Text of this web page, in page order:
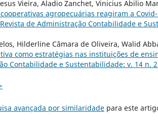
Vieira, Aladio Zanchet, Vinicius Abilio
agropecuárias reagiram a
Revista de Administração Contabilidade e
Hilderline Câmara de Oliveira, Walid
como estratégias nas instituições de
Contabilidade e Sustentabilidade: v. 14 n. 2
avançada por similaridade para este